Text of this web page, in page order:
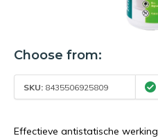
Choose from:
SKU: 8435506925809
Effectieve antistatische werking